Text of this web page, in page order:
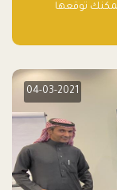
توقعها
04-03-2021